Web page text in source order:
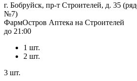
г. Бобруйск, пр-т Строителей, д. 35
№7)
ФармОстров Аптека на Строителей
до 21:00
1 шт.
2 шт.
3 шт.